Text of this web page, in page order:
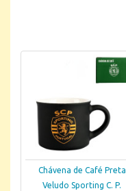
Chávena de Café Preta
Veludo Sporting C. P.